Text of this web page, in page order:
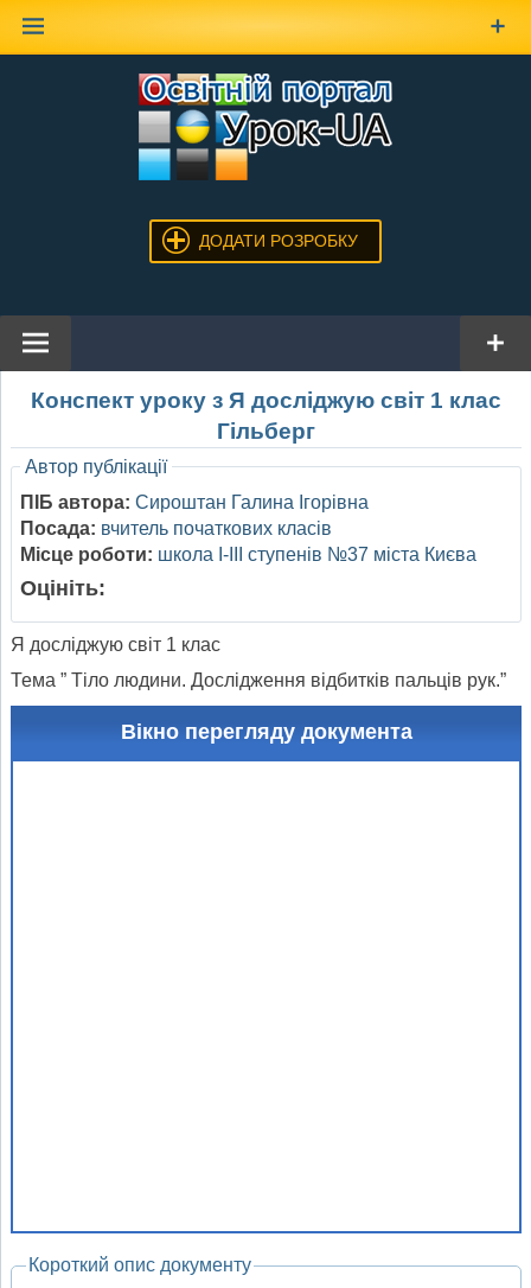
ДОДАТИ РОЗРОБКУ
Конспект уроку з Я досліджую світ 1 клас
Гільберг
Автор публікації
ПІБ автора: Сироштан Галина Ігорівна
Посада: вчитель початкових класів
Місце роботи: школа І-ІІІ ступенів №37 міста Києва
Оцініть:
Я досліджую світ 1 клас
Тема ” Тіло людини. Дослідження відбитків пальців рук.”
Вікно перегляду документа
Короткий опис документу